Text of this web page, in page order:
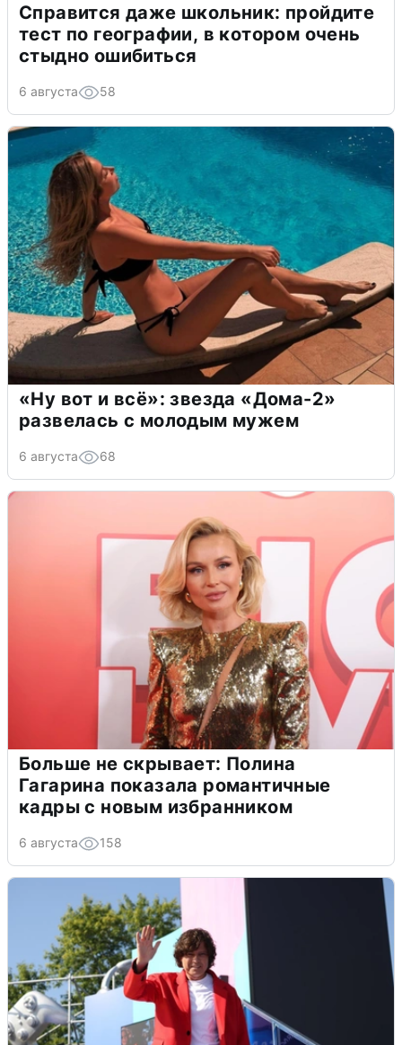
Справится даже школьник: пройдите
тест по географии, в котором очень
стыдно ошибиться
6 августа 58
«Ну вот и всё»: звезда «Дома-2»
развелась с молодым мужем
6 августа 68
Больше не скрывает: Полина
Гагарина показала романтичные
кадры с новым избранником
6 августа 158